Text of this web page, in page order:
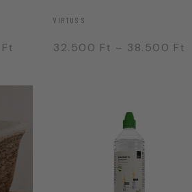
Ft
VIRTUS S
32.500 Ft – 38.500 Ft